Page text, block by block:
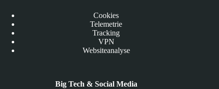
Cookies
Telemetrie
Tracking
VPN
Websiteanalyse
Big Tech & Social Media